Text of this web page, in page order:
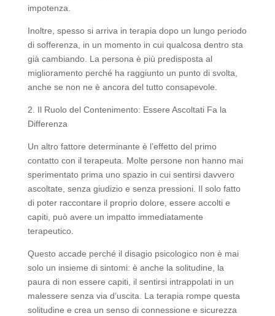
impotenza.
Inoltre, spesso si arriva in terapia dopo un lungo periodo
di sofferenza, in un momento in cui qualcosa dentro sta
già cambiando. La persona è più predisposta al
miglioramento perché ha raggiunto un punto di svolta,
anche se non ne è ancora del tutto consapevole.
2. Il Ruolo del Contenimento: Essere Ascoltati Fa la
Differenza
Un altro fattore determinante è l’effetto del primo
contatto con il terapeuta. Molte persone non hanno mai
sperimentato prima uno spazio in cui sentirsi davvero
ascoltate, senza giudizio e senza pressioni. Il solo fatto
di poter raccontare il proprio dolore, essere accolti e
capiti, può avere un impatto immediatamente
terapeutico.
Questo accade perché il disagio psicologico non è mai
solo un insieme di sintomi: è anche la solitudine, la
paura di non essere capiti, il sentirsi intrappolati in un
malessere senza via d’uscita. La terapia rompe questa
solitudine e crea un senso di connessione e sicurezza